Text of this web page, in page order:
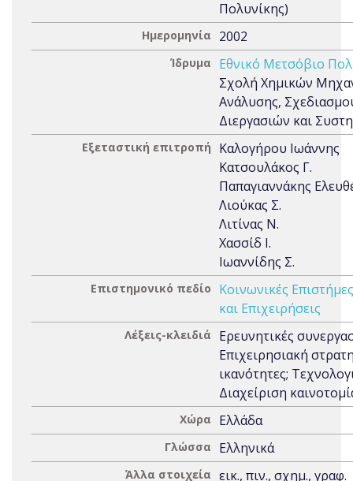
Πολυνίκης)
Ημερομηνία 2002
Ίδρυμα
Εθνικό Μετσόβιο
Σχολή Χημικών
Ανάλυσης,
Διεργασιών και
Εξεταστική επιτροπή
Καλογήρου Ιωάννης
Κατσουλάκος Γ.
Παπαγιαννάκης
Λιούκας Σ.
Λιτίνας Ν.
Χασσίδ Ι.
Ιωαννίδης Σ.
Επιστημονικό πεδίο
Κοινωνικές Επιστήμες
και Επιχειρήσεις
Λέξεις-κλειδιά
Ερευνητικές
Επιχειρησιακή
ικανότητες;
Διαχείριση
Χώρα Ελλάδα
Γλώσσα Ελληνικά
Άλλα στοιχεία εικ., πιν., σχημ., γραφ.